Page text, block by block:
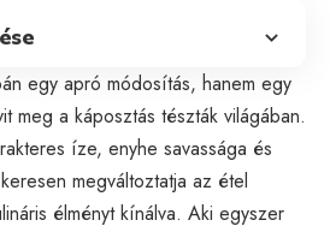
egy apró módosítás, hanem egy
meg a káposztás tészták világában.
íze, enyhe savassága és
megváltoztatja az étel
élményt kínálva. Aki egyszer